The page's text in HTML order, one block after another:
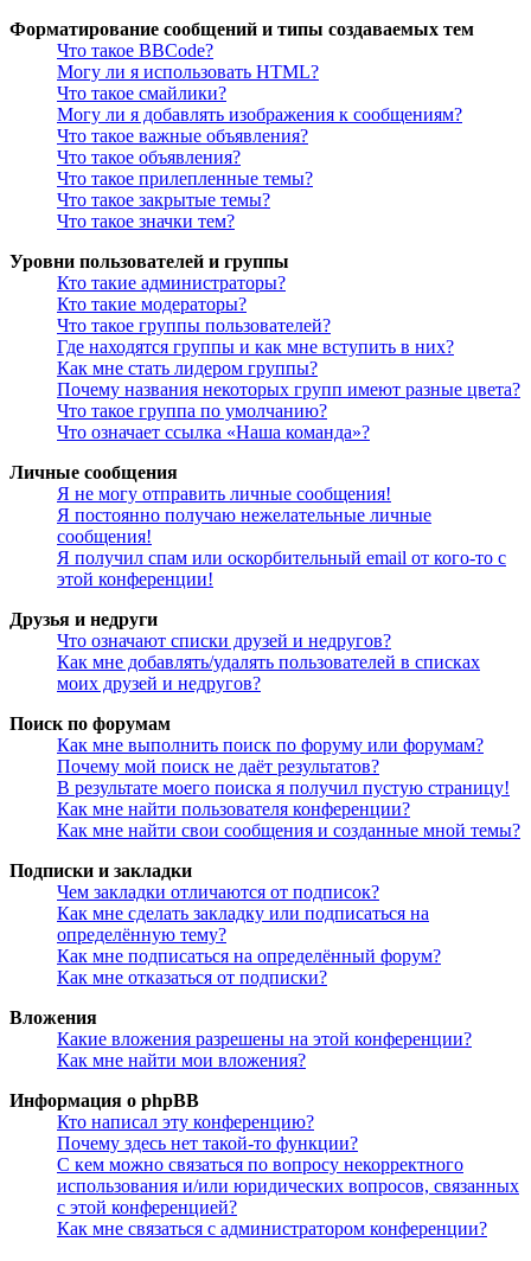
Форматирование сообщений и типы создаваемых тем
Что такое BBCode?
Могу ли я использовать HTML?
Что такое смайлики?
Могу ли я добавлять изображения к сообщениям?
Что такое важные объявления?
Что такое объявления?
Что такое прилепленные темы?
Что такое закрытые темы?
Что такое значки тем?
Уровни пользователей и группы
Кто такие администраторы?
Кто такие модераторы?
Что такое группы пользователей?
Где находятся группы и как мне вступить в них?
Как мне стать лидером группы?
Почему названия некоторых групп имеют разные цвета?
Что такое группа по умолчанию?
Что означает ссылка «Наша команда»?
Личные сообщения
Я не могу отправить личные сообщения!
Я постоянно получаю нежелательные личные
сообщения!
Я получил спам или оскорбительный email от кого-то с
этой конференции!
Друзья и недруги
Что означают списки друзей и недругов?
Как мне добавлять/удалять пользователей в списках
моих друзей и недругов?
Поиск по форумам
Как мне выполнить поиск по форуму или форумам?
Почему мой поиск не даёт результатов?
В результате моего поиска я получил пустую страницу!
Как мне найти пользователя конференции?
Как мне найти свои сообщения и созданные мной темы?
Подписки и закладки
Чем закладки отличаются от подписок?
Как мне сделать закладку или подписаться на
определённую тему?
Как мне подписаться на определённый форум?
Как мне отказаться от подписки?
Вложения
Какие вложения разрешены на этой конференции?
Как мне найти мои вложения?
Информация о phpBB
Кто написал эту конференцию?
Почему здесь нет такой-то функции?
С кем можно связаться по вопросу некорректного
использования и/или юридических вопросов, связанных
с этой конференцией?
Как мне связаться с администратором конференции?